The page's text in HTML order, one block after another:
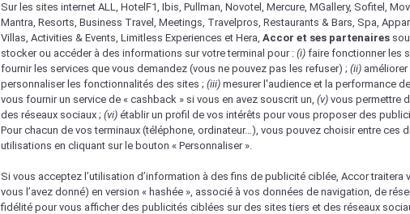
Sur les sites internet ALL, HotelF1, Ibis, Pullman, Novotel, Mercure, MGallery, Sofitel,
Mantra, Resorts, Business Travel, Meetings, Travelpros, Restaurants & Bars, Spa,
Villas, Activities & Events, Limitless Experiences et Hera, Accor et ses partenaires
stocker ou accéder à des informations sur votre terminal pour : (i) faire fonctionner les
fournir les services que vous demandez (vous ne pouvez pas les refuser) ; (ii) améliorer
personnaliser les fonctionnalités des sites ; (iii) mesurer l'audience et la performance
vous fournir un service de « cashback » si vous en avez souscrit un, (v) vous permettre
des réseaux sociaux ; (vi) établir un profil de vos intérêts pour vous proposer des
Pour chacun de vos terminaux (téléphone, ordinateur…), vous pouvez choisir entre ces
utilisations en cliquant sur le bouton « Personnaliser ».
Si vous acceptez l’utilisation d’information à des fins de publicité ciblée, Accor traitera
vous l’avez donné) en version « hashée », associé à vos données de navigation, de
fidélité pour vous afficher des publicités ciblées sur des sites tiers et des réseaux